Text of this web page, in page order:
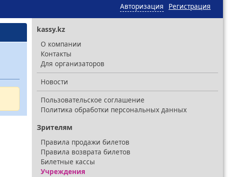
Регистрация
Авторизация
kassy.kz
О компании
Контакты
Для организаторов
Новости
Пользовательское соглашение
Политика обработки персональных данных
Зрителям
Правила продажи билетов
Правила возврата билетов
Билетные кассы
Учреждения